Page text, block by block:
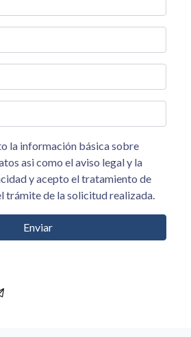
y la
de
trámite de la solicitud realizada.
Enviar